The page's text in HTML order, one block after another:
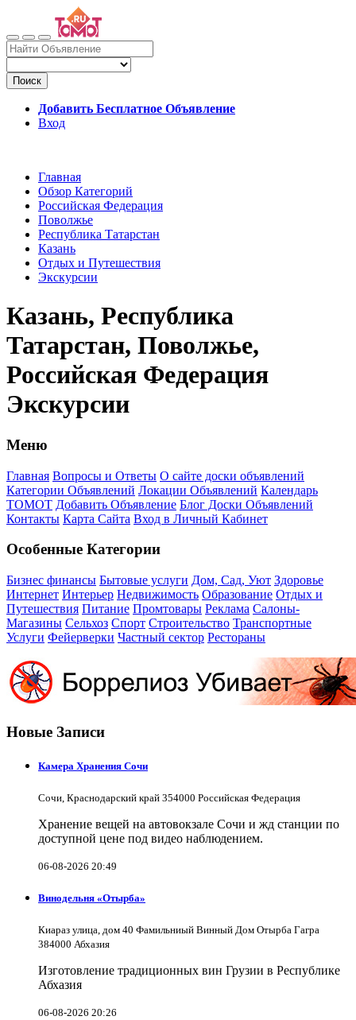
Поиск
Добавить Бесплатное Объявление
Вход
Главная
Обзор Категорий
Российская Федерация
Поволжье
Республика Татарстан
Казань
Отдых и Путешествия
Экскурсии
Казань, Республика
Татарстан, Поволжье,
Российская Федерация
Экскурсии
Меню
Главная Вопросы и Ответы О сайте доски объявлений
Категории Объявлений Локации Объявлений Календарь
ТОМОТ Добавить Объявление Блог Доски Объявлений
Контакты Карта Сайта Вход в Личный Кабинет
Особенные Категории
Бизнес финансы Бытовые услуги Дом, Сад, Уют Здоровье
Интернет Интерьер Недвижимость Образование Отдых и
Путешествия Питание Промтовары Реклама Салоны-
Магазины Сельхоз Спорт Строительство Транспортные
Услуги Фейерверки Частный сектор Рестораны
Новые Записи
Камера Хранения Сочи
Сочи, Краснодарский край 354000 Российская Федерация
Хранение вещей на автовокзале Сочи и жд станции по
доступной цене под видео наблюдением.
06-08-2026 20:49
Винодельня «Отырба»
Киараз улица, дом 40 Фамильниый Винный Дом Отырба Гагра
384000 Абхазия
Изготовление традиционных вин Грузии в Республике
Абхазия
06-08-2026 20:26